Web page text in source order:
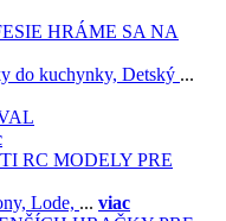
HRÁME SA NA
do kuchynky, Detský ...
RC MODELY PRE
Lode, ... viac